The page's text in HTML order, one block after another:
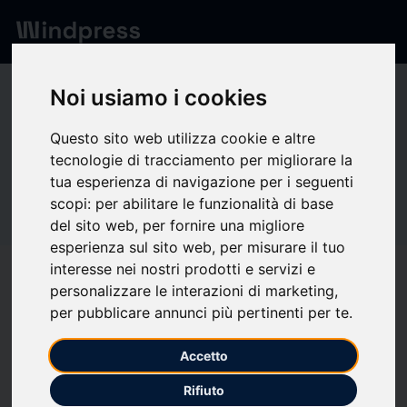
Noi usiamo i cookies
Questo sito web utilizza cookie e altre
tecnologie di tracciamento per migliorare la
tua esperienza di navigazione per i seguenti
scopi: per abilitare le funzionalità di base
del sito web, per fornire una migliore
esperienza sul sito web, per misurare il tuo
interesse nei nostri prodotti e servizi e
personalizzare le interazioni di marketing,
per pubblicare annunci più pertinenti per te.
Accetto
Rifiuto
Network/Society
Vo
Not verified
Voxie
favorite Follow updates
What we write about